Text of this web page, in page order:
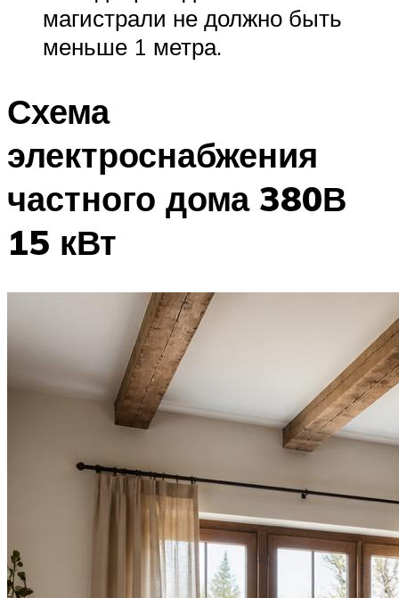
магистрали не должно быть
меньше 1 метра.
Схема
электроснабжения
частного дома 380В
15 кВт